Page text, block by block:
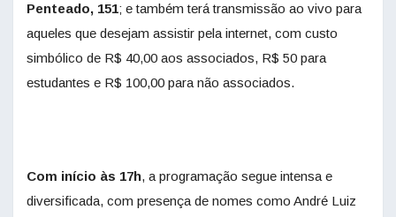
Penteado, 151; e também terá transmissão ao vivo para
aqueles que desejam assistir pela internet, com custo
simbólico de R$ 40,00 aos associados, R$ 50 para
estudantes e R$ 100,00 para não associados.
Com início às 17h, a programação segue intensa e
diversificada, com presença de nomes como André Luiz